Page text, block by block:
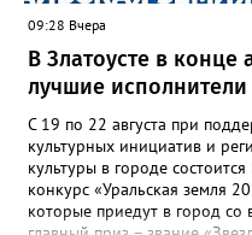
09:28 Вчера
В Златоусте в конце
лучшие исполнители
С 19 по 22 августа при
культурных инициатив и
культуры в городе
конкурс «Уральская земля
которые приедут в город со